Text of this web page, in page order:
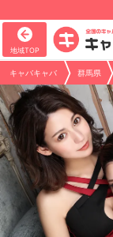
地域TOP
キャバキャバ 群馬県